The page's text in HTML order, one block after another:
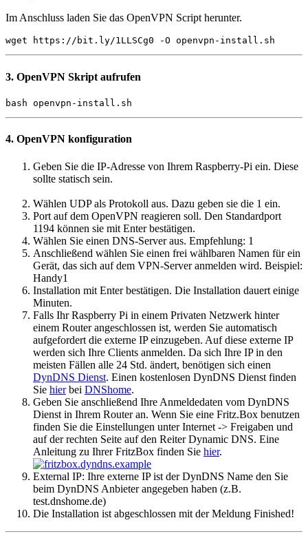
Im Anschluss laden Sie das OpenVPN Script herunter.
wget https://bit.ly/1LLSCg0 -O openvpn-install.sh
3. OpenVPN Skript aufrufen
bash openvpn-install.sh
4. OpenVPN konfiguration
Geben Sie die IP-Adresse von Ihrem Raspberry-Pi ein. Diese
sollte statisch sein.
Wählen UDP als Protokoll aus. Dazu geben sie die 1 ein.
Port auf dem OpenVPN reagieren soll. Den Standardport
1194 können sie mit Enter bestätigen.
Wählen Sie einen DNS-Server aus. Empfehlung: 1
Anschließend wählen Sie einen frei wählbaren Namen für ein
Gerät, das sich auf dem VPN-Server anmelden wird. Beispiel:
Handy1
Installation mit Enter bestätigen. Die Installation dauert einige
Minuten.
Falls Ihr Raspberry Pi in einem Privaten Netzwerk hinter
einem Router angeschlossen ist, werden Sie automatisch
aufgefordert die externe IP einzugeben. Auf diese externe IP
werden sich Ihre Clients anmelden. Da sich Ihre IP in den
meisten Fällen alle 24 Std. ändert, benötigen sich einen
DynDNS Dienst. Einen kostenlosen DynDNS Dienst finden
Sie hierbei DNShome.
Geben Sie anschließend Ihre Anmeldedaten vom DynDNS
Dienst in Ihrem Router an. Wenn Sie eine Fritz.Box benutzen
finden Sie die Einstellungen unter Internet -> Freigaben und
auf der rechten Seite auf den Reiter Dynamic DNS. Eine
Anleitung zu Ihrer FritzBox finden Sie hier.
External IP: Ihre externe IP ist der DynDNS Name den Sie
beim DynDNS Anbieter angegeben haben (z.B.
test.dnshome.de)
Die Installation ist abgeschlossen mit der Meldung Finished!